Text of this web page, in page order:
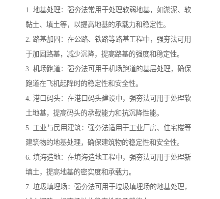
1. 地基处理：强夯法常用于处理软弱地基，如淤泥、软
黏土、填土等，以提高地基的承载力和稳定性。
2. 路基加固：在公路、铁路等路基工程中，强夯法可用
于加固路基，减少沉降，提高路基的强度和稳定性。
3. 机场跑道：强夯法可用于机场跑道的基层处理，确保
跑道在飞机起降时的稳定性和安全性。
4. 港口码头：在港口码头建设中，强夯法可用于处理软
土地基，提高码头的承载能力和抗沉降性能。
5. 工业与民用建筑：强夯法适用于工业厂房、住宅楼等
建筑物的地基处理，确保建筑物的稳定性和安全性。
6. 填海造地：在填海造地工程中，强夯法可用于处理新
填土，提高地基的密实度和承载力。
7. 垃圾填埋场：强夯法可用于垃圾填埋场的地基处理，